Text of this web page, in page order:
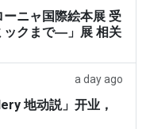
ニャ国際絵本展 受
ックまで―」展 相关
a day ago
地动説」开业，